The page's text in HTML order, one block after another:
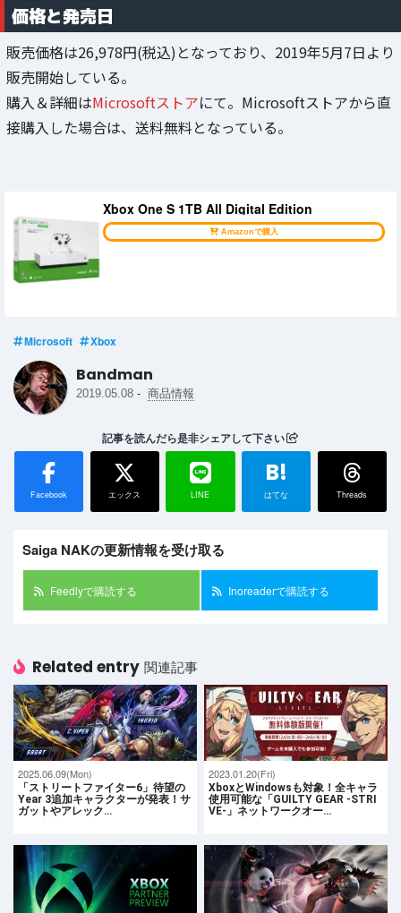
価格と発売日
販売価格は26,978円(税込)となっており、2019年5月7日より
販売開始している。
購入＆詳細はMicrosoftストアにて。Microsoftストアから直
接購入した場合は、送料無料となっている。
Xbox One S 1TB All Digital Edition
Amazonで購入
Microsoft Xbox
Bandman
2019.05.08 - 商品情報
記事を読んだら是非シェアして下さい
Facebook エックス LINE
B!
はてな Threads
Saiga NAKの更新情報を受け取る
Feedlyで購読する Inoreaderで購読する
Related entry 関連記事
2025.06.09(Mon)
「ストリートファイター6」待望の
Year 3追加キャラクターが発表！サ
ガットやアレック…
2023.01.20(Fri)
XboxとWindowsも対象！全キャラ
使用可能な「GUILTY GEAR -STRI
VE-」ネットワークオー…